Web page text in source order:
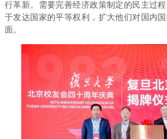
行革新。需要完善经济政策制定的民主过
于发达国家的平等权利，扩大他们对国内
面。